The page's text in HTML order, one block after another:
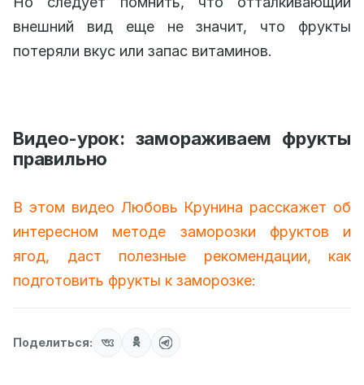
внешний вид еще не значит, что фрукты
потеряли вкус или запас витаминов.
Видео-урок: замораживаем фрукты
правильно
В этом видео Любовь Крунина расскажет об
интересном методе заморозки фруктов и
ягод, даст полезные рекомендации, как
подготовить фрукты к заморозке:
Поделиться: